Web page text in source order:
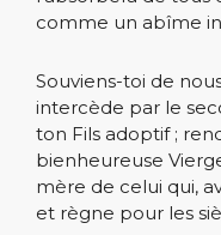
comme un abîme
Souviens-toi de
intercède par le
ton Fils adoptif ;
bienheureuse
mère de celui qui,
et règne pour les